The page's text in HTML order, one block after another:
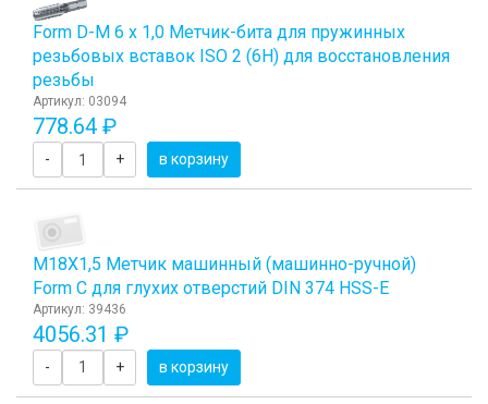
Form D-М 6 х 1,0 Метчик-бита для пружинных
резьбовых вставок ISO 2 (6H) для восстановления
резьбы
Артикул: 03094
778.64 ₽
- + в корзину
М18Х1,5 Метчик машинный (машинно-ручной)
Form C для глухих отверстий DIN 374 HSS-E
Артикул: 39436
4056.31 ₽
- + в корзину